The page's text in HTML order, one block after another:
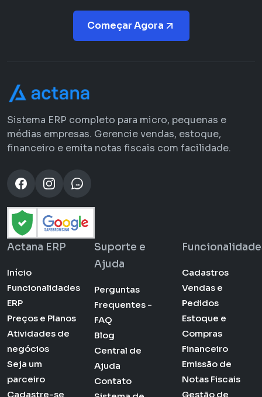
Começar Agora
Sistema ERP completo para micro, pequenas e
médias empresas. Gerencie vendas, estoque,
financeiro e emita notas fiscais com facilidade.
Actana ERP
Início
Funcionalidades
ERP
Preços e Planos
Atividades de
negócios
Seja um
parceiro
Cadastre-se
Suporte e
Ajuda
Perguntas
Frequentes -
FAQ
Blog
Central de
Ajuda
Contato
Cadastros
Vendas e
Pedidos
Estoque e
Compras
Financeiro
Emissão de
Notas Fiscais
Gestão de